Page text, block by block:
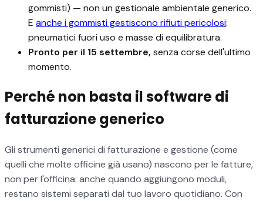
gommisti) — non un gestionale ambientale generico.
E anche i gommisti gestiscono rifiuti pericolosi:
pneumatici fuori uso e masse di equilibratura.
Pronto per il 15 settembre, senza corse dell'ultimo
momento.
Perché non basta il software di
fatturazione generico
Gli strumenti generici di fatturazione e gestione (come
quelli che molte officine già usano) nascono per le fatture,
non per l'officina: anche quando aggiungono moduli,
restano sistemi separati dal tuo lavoro quotidiano. Con